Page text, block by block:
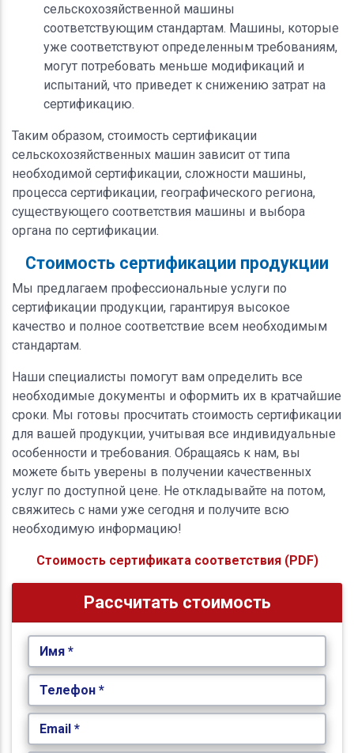
сельскохозяйственной машины
соответствующим стандартам. Машины, которые
уже соответствуют определенным требованиям,
могут потребовать меньше модификаций и
испытаний, что приведет к снижению затрат на
сертификацию.
Таким образом, стоимость сертификации
сельскохозяйственных машин зависит от типа
необходимой сертификации, сложности машины,
процесса сертификации, географического региона,
существующего соответствия машины и выбора
органа по сертификации.
Стоимость сертификации продукции
Мы предлагаем профессиональные услуги по
сертификации продукции, гарантируя высокое
качество и полное соответствие всем необходимым
стандартам.
Наши специалисты помогут вам определить все
необходимые документы и оформить их в кратчайшие
сроки. Мы готовы просчитать стоимость сертификации
для вашей продукции, учитывая все индивидуальные
особенности и требования. Обращаясь к нам, вы
можете быть уверены в получении качественных
услуг по доступной цене. Не откладывайте на потом,
свяжитесь с нами уже сегодня и получите всю
необходимую информацию!
Стоимость сертификата соответствия (PDF)
Рассчитать стоимость
Имя *
Телефон *
Email *